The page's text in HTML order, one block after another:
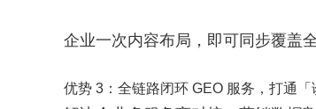
企业一次内容布局，即可同步覆盖
优势 3：全链路闭环 GEO 服务，打通